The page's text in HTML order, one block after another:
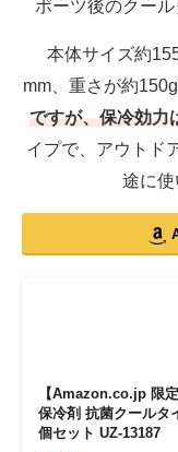
ポーツ後のクー
本体サイズ約
mm、重さが約
ですが、保冷効力
イプで、アウトド
途に使
【Amazon.co.jp 限
保冷剤 抗菌クールタ
個セット UZ-13187